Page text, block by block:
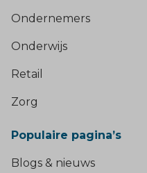
Ondernemers
Onderwijs
Retail
Zorg
Populaire pagina’s
Blogs & nieuws